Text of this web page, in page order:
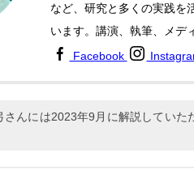
など、研究と多くの実践を
います。講演、執筆、メデ
Facebook
さんには2023年9月に解説してい